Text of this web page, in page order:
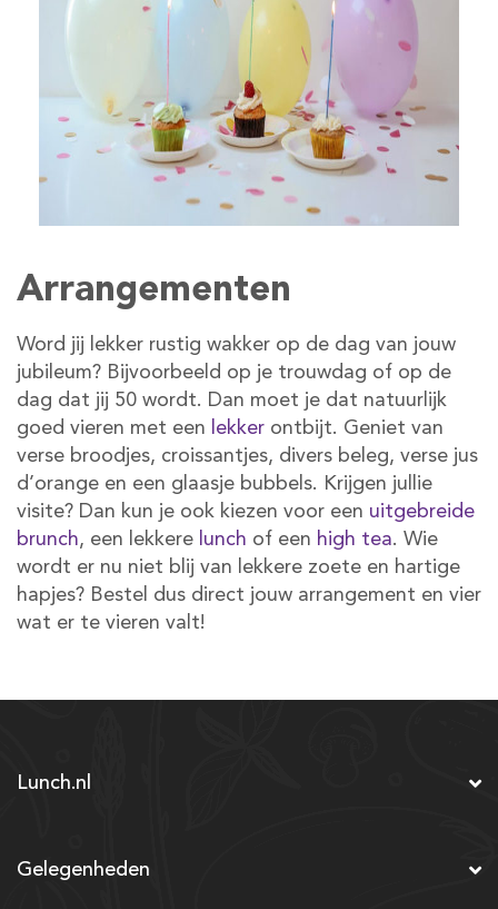
Arrangementen
Word jij lekker rustig wakker op de dag van jouw
jubileum? Bijvoorbeeld op je trouwdag of op de
dag dat jij 50 wordt. Dan moet je dat natuurlijk
goed vieren met een
lekker ontbijt. Geniet van
verse broodjes, croissantjes, divers beleg, verse jus
d’orange en een glaasje bubbels. Krijgen jullie
visite? Dan kun je ook kiezen voor een uitgebreide
brunch, een lekkere lunch of een high tea. Wie
wordt er nu niet blij van lekkere zoete en hartige
hapjes? Bestel dus direct jouw arrangement en vier
wat er te vieren valt!
Lunch.nl
Gelegenheden